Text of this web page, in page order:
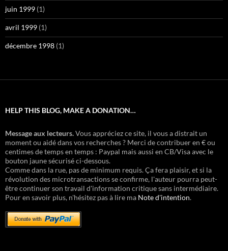
juin 1999 (1)
avril 1999 (1)
décembre 1998 (1)
HELP THIS BLOG, MAKE A DONATION…
Message aux lecteurs.Vous appréciez ce site, il vous a distrait un
moment ou aidé dans vos recherches ? Merci de contribuer en € ou
centimes de temps en temps : Paypal mais aussi en CB/Visa avec le
bouton jaune sécurisé ci-dessous.
Comme dans la rue, pas de minimum requis. Ça fera plaisir, et si la
révolution des microtransactions se confirme, l'auteur pourra peut-
être continuer son travail d'information critique sans intermédiaire.
Pour en savoir plus, n'hésitez pas à lire ma Note d'intention.